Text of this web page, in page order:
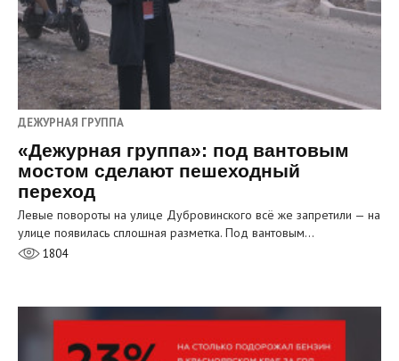
ДЕЖУРНАЯ ГРУППА
«Дежурная группа»: под вантовым
мостом сделают пешеходный
переход
Левые повороты на улице Дубровинского всё же запретили — на
улице появилась сплошная разметка. Под вантовым…
1804